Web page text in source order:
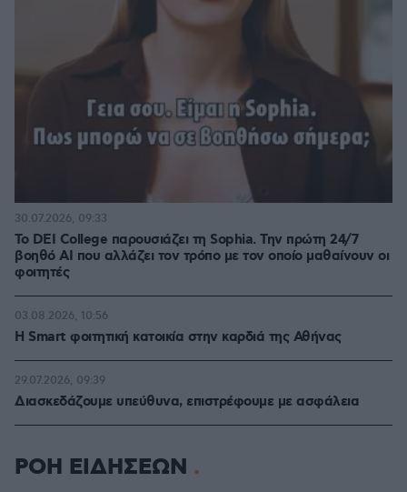
Το DEI College παρουσιάζει τη Sophia. Την πρώτη 24/7
βοηθό AI που αλλάζει τον τρόπο με τον οποίο μαθαίνουν οι
φοιτητές
30.07.2026, 09:33
Η Smart φοιτητική κατοικία στην καρδιά της Αθήνας
03.08.2026, 10:56
Διασκεδάζουμε υπεύθυνα, επιστρέφουμε με ασφάλεια
29.07.2026, 09:39
ΡΟΗ ΕΙΔΗΣΕΩΝ